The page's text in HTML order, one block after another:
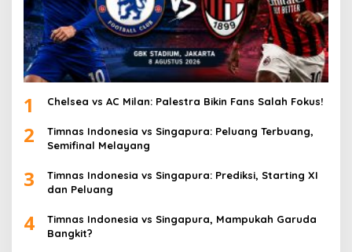
1 Chelsea vs AC Milan: Palestra Bikin Fans Salah Fokus!
2
Timnas Indonesia vs Singapura: Peluang Terbuang,
Semifinal Melayang
3
Timnas Indonesia vs Singapura: Prediksi, Starting XI
dan Peluang
4
Timnas Indonesia vs Singapura, Mampukah Garuda
Bangkit?